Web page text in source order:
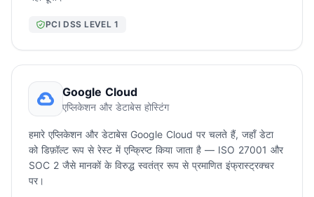
PCI DSS LEVEL 1
Google Cloud
एप्लिकेशन और डेटाबेस होस्टिंग
हमारे एप्लिकेशन और डेटाबेस Google Cloud पर चलते हैं, जहाँ डेटा
को डिफ़ॉल्ट रूप से रेस्ट में एन्क्रिप्ट किया जाता है — ISO 27001 और
SOC 2 जैसे मानकों के विरुद्ध स्वतंत्र रूप से प्रमाणित इंफ्रास्ट्रक्चर
पर।